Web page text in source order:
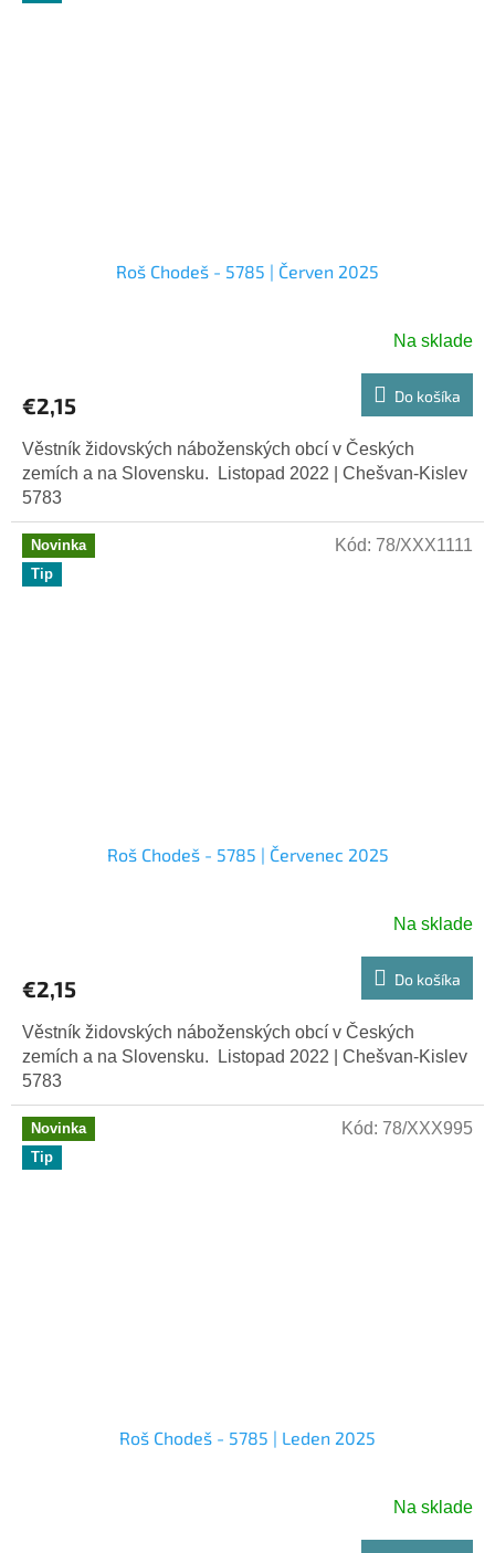
Roš Chodeš - 5785 | Červen 2025
Na sklade
€2,15 Do košíka
Věstník židovských náboženských obcí v Českých
zemích a na Slovensku. Listopad 2022 | Chešvan-Kislev
5783
Novinka
Tip
Roš Chodeš - 5785 | Červenec 2025
Na sklade
€2,15 Do košíka
Věstník židovských náboženských obcí v Českých
zemích a na Slovensku. Listopad 2022 | Chešvan-Kislev
5783
Kód: 78/XXX1111
Novinka
Tip
Roš Chodeš - 5785 | Leden 2025
Na sklade
Kód: 78/XXX995